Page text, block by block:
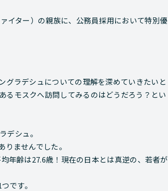
イター）の親族に、公務員採用において特別優
グラデシュについての理解を深めていきたいと
るモスクへ訪問してみるのはどうだろう？とい
デシュ。
ませんでした。
年齢は27.6歳！現在の日本とは真逆の、若者が
です。